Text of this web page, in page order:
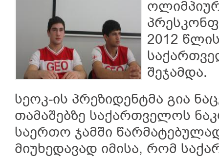
2012
შეჯამდა.
სეოკ-ის პრეზიდენტმა გია
თამაშებზე საქართველოს
საერთო ჯამში
მიუხედავად იმისა, რომ